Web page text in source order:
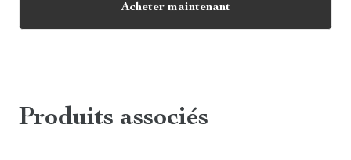
Acheter maintenant
Produits associés